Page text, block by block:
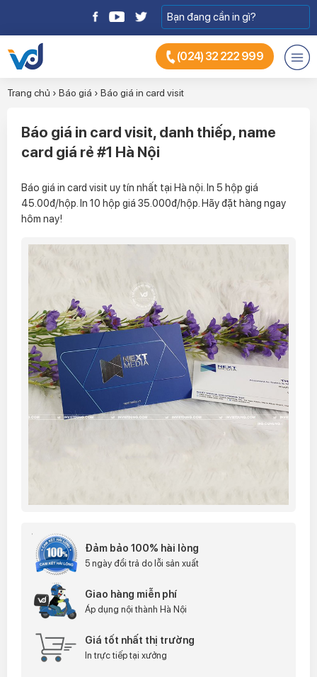
(024) 32 222 999
Trang chủ › Báo giá › Báo giá in card visit
Báo giá in card visit, danh thiếp, name
card giá rẻ #1 Hà Nội
Báo giá in card visit uy tín nhất tại Hà nội. In 5 hộp giá
45.00đ/hộp. In 10 hộp giá 35.000đ/hộp. Hãy đặt hàng ngay
hôm nay!
Đảm bảo 100% hài lòng
5 ngày đổi trả do lỗi sản xuất
Giao hàng miễn phí
Áp dụng nội thành Hà Nội
Giá tốt nhất thị trường
In trực tiếp tại xưởng